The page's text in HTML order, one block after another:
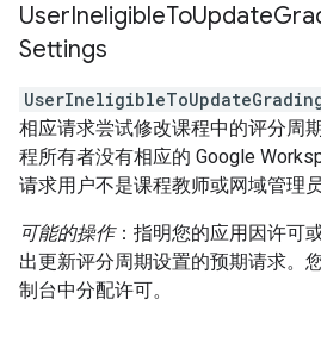
UserIneligibleToUpdate
Settings
相应请求尝试修改课程中的评分周
程所有者没有相应的 Google
请求用户不是课程教师或网域管理员
可能的操作：指明您的应用因许可
出更新评分周期设置的预期请求。
制台中分配许可。